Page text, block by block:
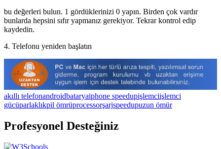
bu değerleri bulun. 1 gördüklerinizi 0 yapın. Birden çok vardır
bunlarda hepsini sıfır yapmanız gerekiyor. Tekrar kontrol edip
kaydedin.
4. Telefonu yeniden başlatın
akıllı telefonandroidbataryaiphone speedupişlemciişlemci
gücüparlaklıkpil ömrüprocessorşarjspeedupuzun ömür
Profesyonel Desteğiniz